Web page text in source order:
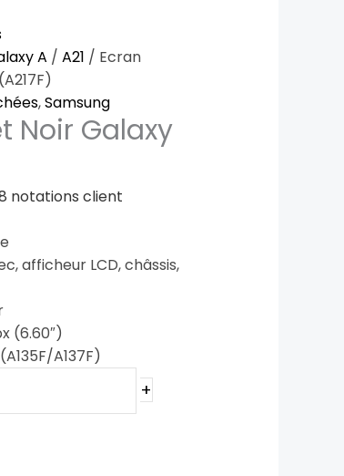
A /A21 / Ecran
,Samsung
Noir Galaxy
notations client
afficheur LCD, châssis,
(6.60″)
A137F)
+